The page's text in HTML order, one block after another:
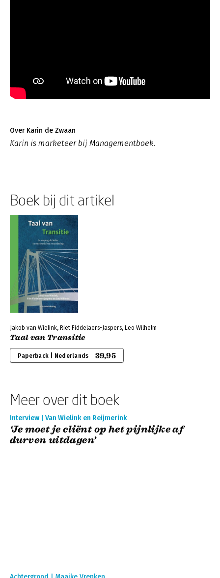
Over Karin de Zwaan
Karin is marketeer bij Managementboek.
Boek bij dit artikel
Jakob van Wielink, Riet Fiddelaers-Jaspers, Leo Wilhelm
Taal van Transitie
Paperback | Nederlands 39,95
Meer over dit boek
Interview | Van Wielink en Reijmerink
‘Je moet je cliënt op het pijnlijke af
durven uitdagen’